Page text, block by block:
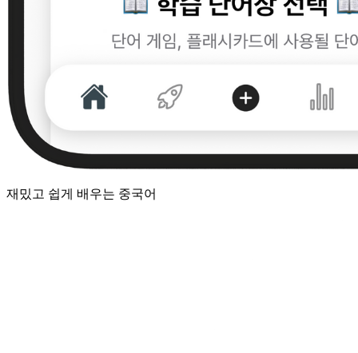
재밌고 쉽게 배우는 중국어